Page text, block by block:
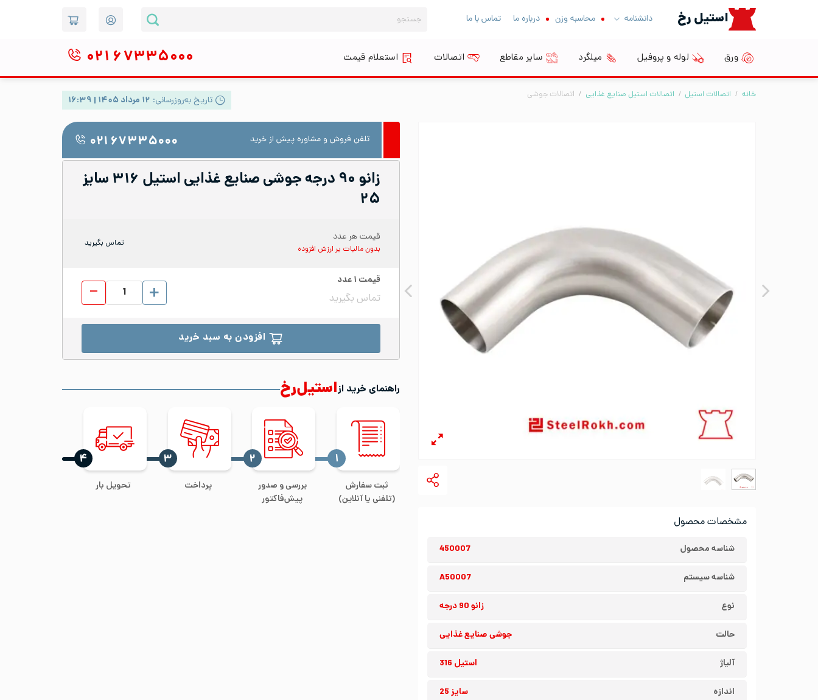
استیل رخ دانشنامه محاسبه وزن درباره ما تماس با ما
برای:
ورق لوله و پروفیل میلگرد سایر مقاطع اتصالات استعلام قیمت ۰۲۱ ۶۷۳۳۵۰۰۰
خانه / اتصالات استیل / اتصالات استیل صنایع غذایی / اتصالات جوشی تاریخ به‌روزرسانی: ۱۲ مرداد ۱۴۰۵ | ۱۶:۳۹
مشخصات محصول
شناسه محصول 450007
شناسه سیستم A50007
نوع زانو 90 درجه
حالت جوشی صنایع غذایی
آلیاژ استیل 316
اندازه سایز 25
تلفن فروش و مشاوره پیش از خرید ۰۲۱ ۶۷۳۳۵۰۰۰
زانو ۹۰ درجه جوشی صنایع غذایی استیل ۳۱۶ سایز
۲۵
قیمت هر عدد
بدون مالیات بر ارزش افزوده
تماس بگیرید
قیمت ۱عدد
تماس بگیرید
زانو 90 درجه جوشی صنایع غذایی استیل 316 سایز 25 عدد
افزودن به سبد خرید
راهنمای خرید ازاستیل‌رخ
ثبت سفارش
(تلفنی یا آنلاین)
‍۱
بررسی و صدور
پیش‌فاکتور
‍۲
پرداخت
‍۳
تحویل بار
‍۴